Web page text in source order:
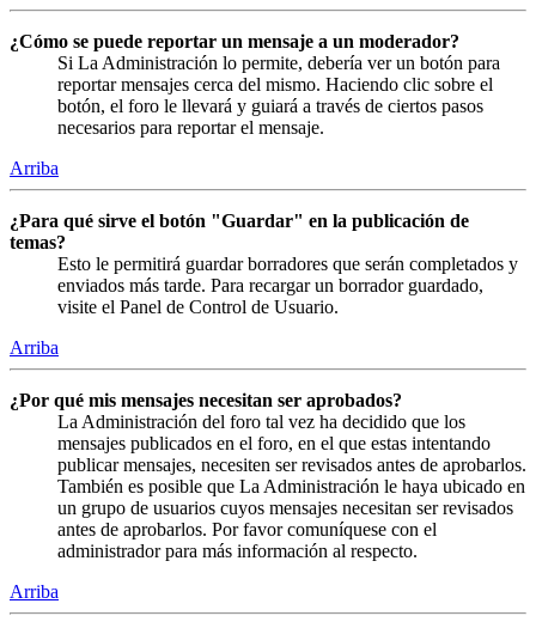
¿Cómo se puede reportar un mensaje a un moderador?
Si La Administración lo permite, debería ver un botón para
reportar mensajes cerca del mismo. Haciendo clic sobre el
botón, el foro le llevará y guiará a través de ciertos pasos
necesarios para reportar el mensaje.
Arriba
¿Para qué sirve el botón "Guardar" en la publicación de
temas?
Esto le permitirá guardar borradores que serán completados y
enviados más tarde. Para recargar un borrador guardado,
visite el Panel de Control de Usuario.
Arriba
¿Por qué mis mensajes necesitan ser aprobados?
La Administración del foro tal vez ha decidido que los
mensajes publicados en el foro, en el que estas intentando
publicar mensajes, necesiten ser revisados antes de aprobarlos.
También es posible que La Administración le haya ubicado en
un grupo de usuarios cuyos mensajes necesitan ser revisados
antes de aprobarlos. Por favor comuníquese con el
administrador para más información al respecto.
Arriba